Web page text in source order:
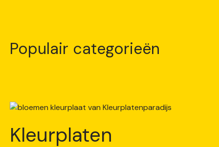
Populair categorieën
Kleurplaten